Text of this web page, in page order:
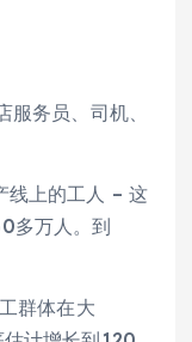
务员、司机、
线上的工人 – 这
多万人。到
群体在大